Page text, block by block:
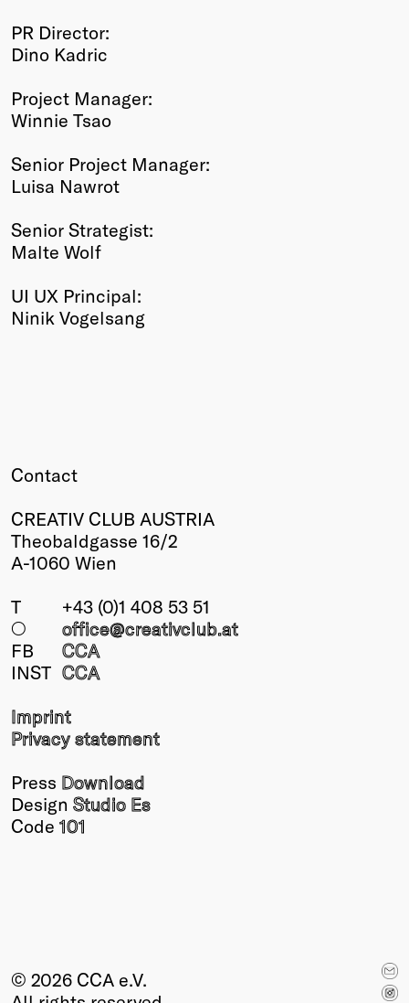
PR Director:
Dino Kadric
Project Manager:
Winnie Tsao
Senior Project Manager:
Luisa Nawrot
Senior Strategist:
Malte Wolf
UI UX Principal:
Ninik Vogelsang
Contact
CREATIV CLUB AUSTRIA
Theobaldgasse 16/2
A-1060 Wien
T
+43 (0)1 408 53 51
○
office@creativclub.at
FB
CCA
INST CCA
Imprint
Privacy statement
Press Download
Design Studio Es
Code 101
© 2026 CCA e.V.